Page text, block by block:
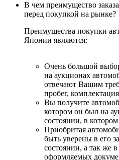
В чем преимущество
перед покупкой на рынке?
Преимущества покупки
Японии являются:
Очень большой
на аукционах
отвечают Вашим
пробег,
Вы получите
котором он был на
состоянии, в
Приобритая
быть уверены в его
состоянии, а так же
оформляемых